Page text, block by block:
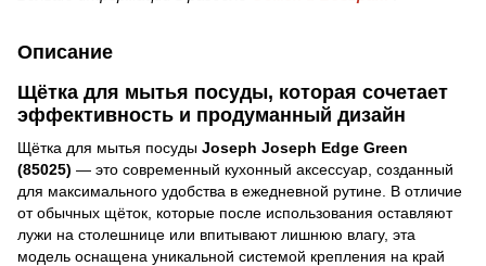
Описание
Щётка для мытья посуды, которая сочетает
эффективность и продуманный дизайн
Щётка для мытья посуды Joseph Joseph Edge Green
(85025) — это современный кухонный аксессуар, созданный
для максимального удобства в ежедневной рутине. В отличие
от обычных щёток, которые после использования оставляют
лужи на столешнице или впитывают лишнюю влагу, эта
модель оснащена уникальной системой крепления на край